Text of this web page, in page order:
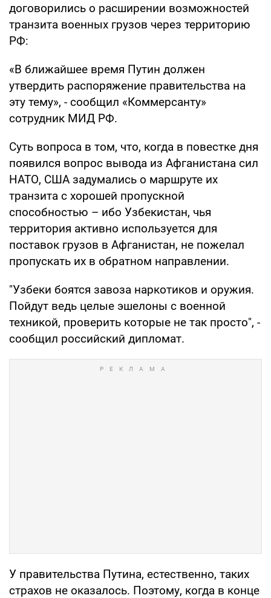
договорились о расширении возможностей
транзита военных грузов через территорию
РФ:
«В ближайшее время Путин должен
утвердить распоряжение правительства на
эту тему», - сообщил «Коммерсанту»
сотрудник МИД РФ.
Суть вопроса в том, что, когда в повестке дня
появился вопрос вывода из Афганистана сил
НАТО, США задумались о маршруте их
транзита с хорошей пропускной
способностью – ибо Узбекистан, чья
территория активно используется для
поставок грузов в Афганистан, не пожелал
пропускать их в обратном направлении.
"Узбеки боятся завоза наркотиков и оружия.
Пойдут ведь целые эшелоны с военной
техникой, проверить которые не так просто", -
сообщил российский дипломат.
У правительства Путина, естественно, таких
страхов не оказалось. Поэтому, когда в конце